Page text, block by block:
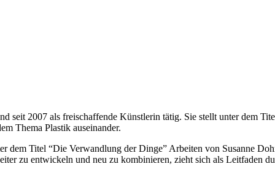
seit 2007 als freischaffende Künstlerin tätig. Sie stellt unter dem
Thema Plastik auseinander.
dem Titel “Die Verwandlung der Dinge” Arbeiten von Susanne
zu entwickeln und neu zu kombinieren, zieht sich als Leitfaden